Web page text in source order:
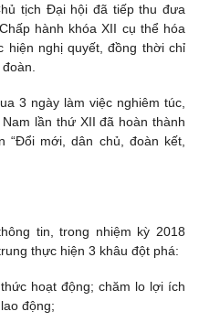
tịch Đại hội đã tiếp thu đưa
hành khóa XII cụ thể hóa
hiện nghị quyết, đồng thời chỉ
3 ngày làm việc nghiêm túc,
lần thứ XII đã hoàn thành
mới, dân chủ, đoàn kết,
tin, trong nhiệm kỳ 2018
thực hiện 3 khâu đột phá:
hoạt động; chăm lo lợi ích
động;